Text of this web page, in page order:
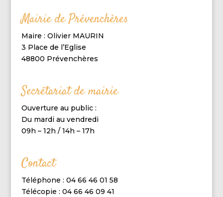
Mairie de Prévenchères
Maire : Olivier MAURIN
3 Place de l’Eglise
48800 Prévenchères
Secrétariat de mairie
Ouverture au public :
Du mardi au vendredi
09h – 12h / 14h – 17h
Contact
Téléphone : 04 66 46 01 58
Télécopie : 04 66 46 09 41